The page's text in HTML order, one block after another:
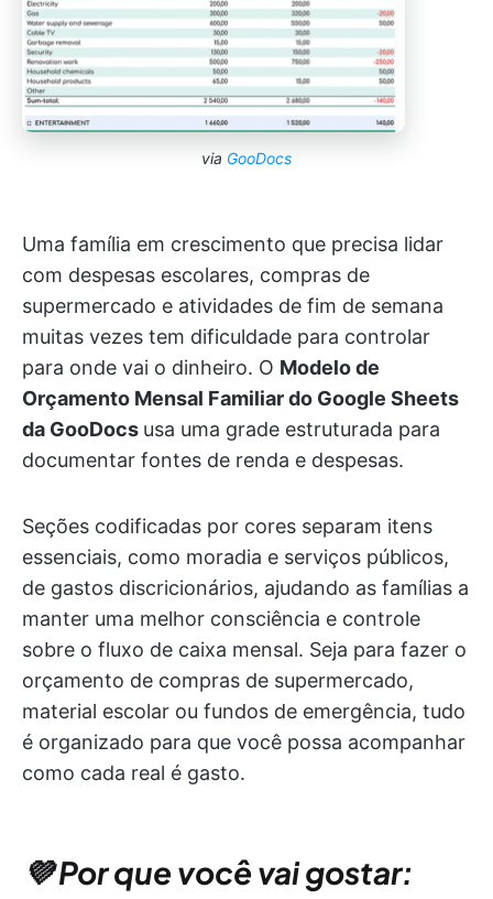
via GooDocs
Uma família em crescimento que precisa lidar
com despesas escolares, compras de
supermercado e atividades de fim de semana
muitas vezes tem dificuldade para controlar
para onde vai o dinheiro. O Modelo de
Orçamento Mensal Familiar do Google Sheets
da GooDocs usa uma grade estruturada para
documentar fontes de renda e despesas.
Seções codificadas por cores separam itens
essenciais, como moradia e serviços públicos,
de gastos discricionários, ajudando as famílias a
manter uma melhor consciência e controle
sobre o fluxo de caixa mensal. Seja para fazer o
orçamento de compras de supermercado,
material escolar ou fundos de emergência, tudo
é organizado para que você possa acompanhar
como cada real é gasto.
💜 Por que você vai gostar: